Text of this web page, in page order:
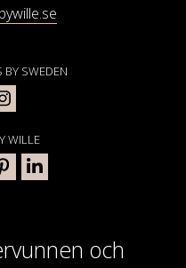
och
BY SWEDEN
WILLE